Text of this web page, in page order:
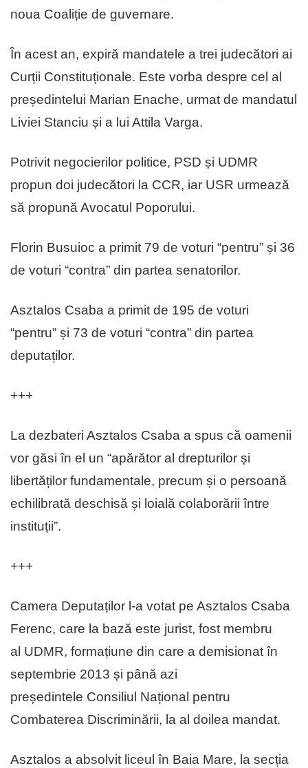
noua Coaliție de guvernare.
În acest an, expiră mandatele a trei judecători ai
Curții Constituționale. Este vorba despre cel al
președintelui Marian Enache, urmat de mandatul
Liviei Stanciu și a lui Attila Varga.
Potrivit negocierilor politice, PSD și UDMR
propun doi judecători la CCR, iar USR urmează
să propună Avocatul Poporului.
Florin Busuioc a primit 79 de voturi “pentru” și 36
de voturi “contra” din partea senatorilor.
Asztalos Csaba a primit de 195 de voturi
“pentru” și 73 de voturi “contra” din partea
deputaților.
+++
La dezbateri Asztalos Csaba a spus că oamenii
vor găsi în el un “apărător al drepturilor și
libertăților fundamentale, precum și o persoană
echilibrată deschisă și loială colaborării între
instituții”.
+++
Camera Deputaților l-a votat pe Asztalos Csaba
Ferenc, care la bază este jurist, fost membru
al UDMR, formațiune din care a demisionat în
septembrie 2013 și până azi
președintele Consiliul Național pentru
Combaterea Discriminării, la al doilea mandat.
Asztalos a absolvit liceul în Baia Mare, la secția